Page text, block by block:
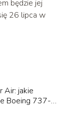
będzie jej
26 lipca w
Air: jakie
Boeing 737-